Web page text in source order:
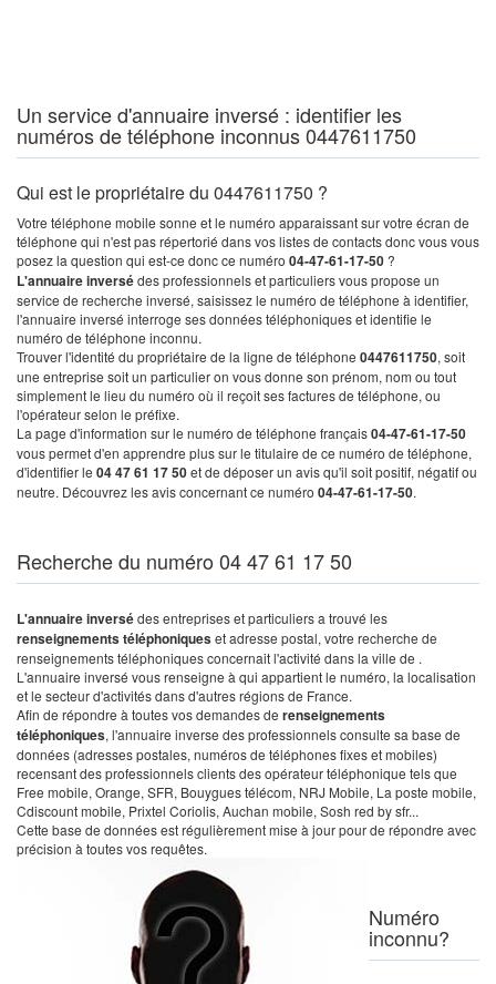
Un service d'annuaire inversé : identifier les
numéros de téléphone inconnus 0447611750
Qui est le propriétaire du 0447611750 ?
Votre téléphone mobile sonne et le numéro apparaissant sur votre écran de
téléphone qui n'est pas répertorié dans vos listes de contacts donc vous vous
posez la question qui est-ce donc ce numéro 04-47-61-17-50 ?
L'annuaire inversédes professionnels et particuliers vous propose un
service de recherche inversé, saisissez le numéro de téléphone à identifier,
l'annuaire inversé interroge ses données téléphoniques et identifie le
numéro de téléphone inconnu.
Trouver l'identité du propriétaire de la ligne de téléphone 0447611750, soit
une entreprise soit un particulier on vous donne son prénom, nom ou tout
simplement le lieu du numéro où il reçoit ses factures de téléphone, ou
l'opérateur selon le préfixe.
La page d'information sur le numéro de téléphone français04-47-61-17-50
vous permet d'en apprendre plus sur le titulaire de ce numéro de téléphone,
d'identifier le 04 47 61 17 50et de déposer un avis qu'il soit positif, négatif ou
neutre. Découvrez les avis concernant ce numéro 04-47-61-17-50.
Recherche du numéro 04 47 61 17 50
L'annuaire inversédes entreprises et particuliers a trouvé les
renseignements téléphoniqueset adresse postal, votre recherche de
renseignements téléphoniques concernait l'activité dans la ville de .
L'annuaire inversé vous renseigne à qui appartient le numéro, la localisation
et le secteur d'activités dans d'autres régions de France.
Afin de répondre à toutes vos demandes de renseignements
téléphoniques, l'annuaire inverse des professionnels consulte sa base de
données (adresses postales, numéros de téléphones fixes et mobiles)
recensant des professionnels clients des opérateur téléphonique tels que
Free mobile, Orange, SFR, Bouygues télécom, NRJ Mobile, La poste mobile,
Cdiscount mobile, Prixtel Coriolis, Auchan mobile, Sosh red by sfr...
Cette base de données est régulièrement mise à jour pour de répondre avec
précision à toutes vos requêtes.
Numéro
inconnu?